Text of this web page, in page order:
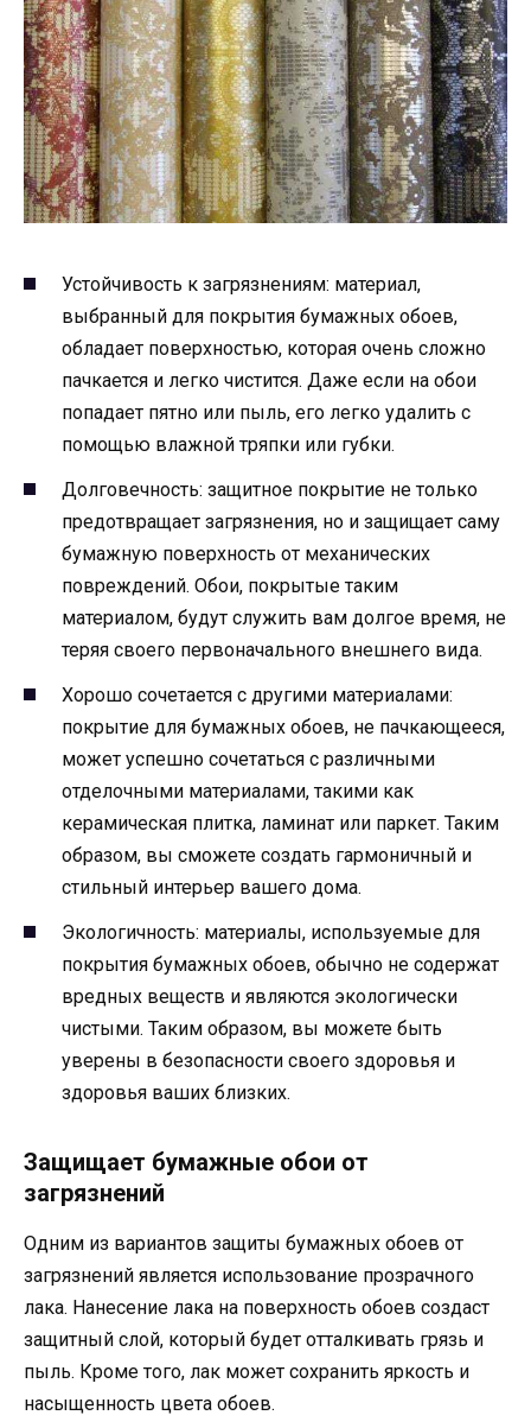
Устойчивость к загрязнениям: материал,
выбранный для покрытия бумажных обоев,
обладает поверхностью, которая очень сложно
пачкается и легко чистится. Даже если на обои
попадает пятно или пыль, его легко удалить с
помощью влажной тряпки или губки.
Долговечность: защитное покрытие не только
предотвращает загрязнения, но и защищает саму
бумажную поверхность от механических
повреждений. Обои, покрытые таким
материалом, будут служить вам долгое время, не
теряя своего первоначального внешнего вида.
Хорошо сочетается с другими материалами:
покрытие для бумажных обоев, не пачкающееся,
может успешно сочетаться с различными
отделочными материалами, такими как
керамическая плитка, ламинат или паркет. Таким
образом, вы сможете создать гармоничный и
стильный интерьер вашего дома.
Экологичность: материалы, используемые для
покрытия бумажных обоев, обычно не содержат
вредных веществ и являются экологически
чистыми. Таким образом, вы можете быть
уверены в безопасности своего здоровья и
здоровья ваших близких.
Защищает бумажные обои от
загрязнений
Одним из вариантов защиты бумажных обоев от
загрязнений является использование прозрачного
лака. Нанесение лака на поверхность обоев создаст
защитный слой, который будет отталкивать грязь и
пыль. Кроме того, лак может сохранить яркость и
насыщенность цвета обоев.